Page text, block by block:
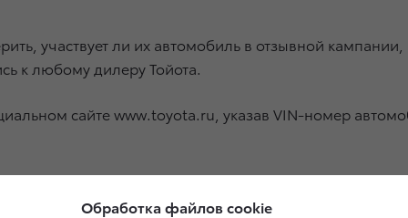
участвует ли их автомобиль в отзывной
к любому дилеру Тойота.
сайте www.toyota.ru, указав VIN-номер
являются стандартной мировой
носят превентивный характер и призваны
Обработка файлов cookie